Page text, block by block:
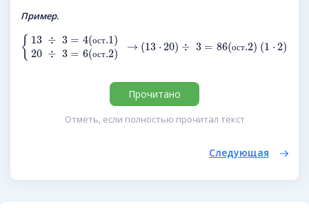
Пример.
{ 13 ÷ 3 = 4(ост.1)
20 ÷ 3 = 6(ост.2)
→ (13 ⋅ 20) ÷ 3 = 86(ост.2) (1 ⋅ 2)
Прочитано
Отметь, если полностью прочитал текст
Следующая